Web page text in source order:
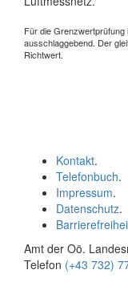
Für die
ausschlaggebend. Der
Richtwert.
Kontakt.
Telefonbuch.
Impressum.
Datenschutz.
Amt der Oö.
Telefon (+43 732)